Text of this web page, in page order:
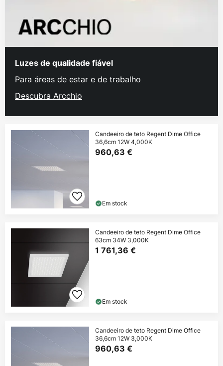
Luzes de qualidade fiável
Para áreas de estar e de trabalho
Descubra Arcchio
Candeeiro de teto Regent Dime Office
36,6cm 12W 4,000K
960,63 €
Em stock
Candeeiro de teto Regent Dime Office
63cm 34W 3,000K
1 761,36 €
Em stock
Candeeiro de teto Regent Dime Office
36,6cm 12W 3,000K
960,63 €